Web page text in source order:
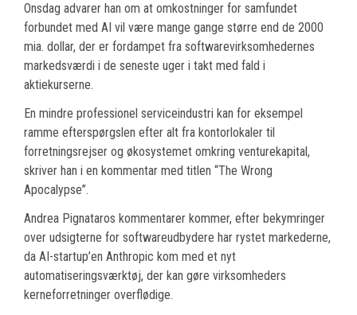
Onsdag advarer han om at omkostninger for samfundet
forbundet med AI vil være mange gange større end de 2000
mia. dollar, der er fordampet fra softwarevirksomhedernes
markedsværdi i de seneste uger i takt med fald i
aktiekurserne.
En mindre professionel serviceindustri kan for eksempel
ramme efterspørgslen efter alt fra kontorlokaler til
forretningsrejser og økosystemet omkring venturekapital,
skriver han i en kommentar med titlen “The Wrong
Apocalypse”.
Andrea Pignataros kommentarer kommer, efter bekymringer
over udsigterne for softwareudbydere har rystet markederne,
da AI-startup’en Anthropic kom med et nyt
automatiseringsværktøj, der kan gøre virksomheders
kerneforretninger overflødige.